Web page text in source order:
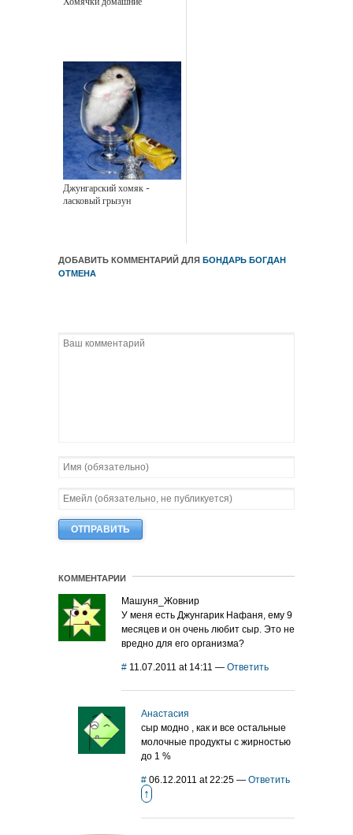
Джунгарский хомяк -
ласковый грызун
ДОБАВИТЬ КОММЕНТАРИЙ ДЛЯ БОНДАРЬ БОГДАН
ОТМЕНА
КОММЕНТАРИИ
Машуня_Жовнир
У меня есть Джунгарик Нафаня, ему 9
месяцев и он очень любит сыр. Это не
вредно для его организма?
# 11.07.2011 at 14:11 — Ответить
Анастасия
сыр модно , как и все остальные
молочные продукты с жирностью
до 1 %
# 06.12.2011 at 22:25 — Ответить
↑